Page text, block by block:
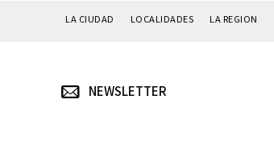
LA CIUDAD LOCALIDADES LA REGION
NEWSLETTER